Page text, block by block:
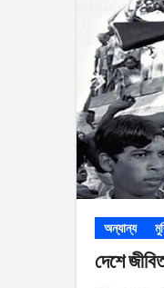
অন্যান্য
দেশে